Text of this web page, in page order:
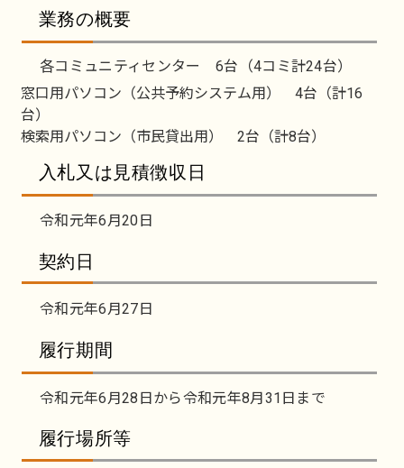
業務の概要
各コミュニティセンター 6台（4コミ計24台）
窓口用パソコン（公共予約システム用） 4台（計16
台）
検索用パソコン（市民貸出用） 2台（計8台）
入札又は見積徴収日
令和元年6月20日
契約日
令和元年6月27日
履行期間
令和元年6月28日から令和元年8月31日まで
履行場所等